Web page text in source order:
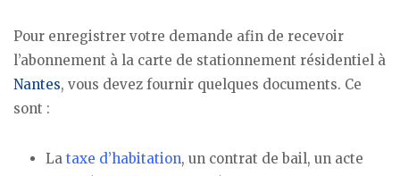
Pour enregistrer votre demande afin de recevoir
l’abonnement à la carte de stationnement résidentiel à
Nantes, vous devez fournir quelques documents. Ce
sont :
La taxe d’habitation, un contrat de bail, un acte